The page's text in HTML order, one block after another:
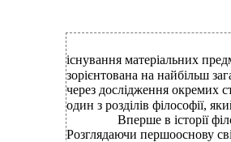
існування матеріальних
зорієнтована на найбільш
через дослідження окремих
один з розділів філософії,
Вперше в історії
Розглядаючи першооснову